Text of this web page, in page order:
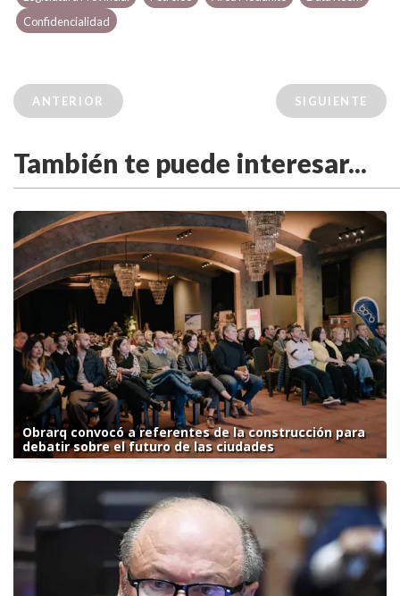
Confidencialidad
ANTERIOR SIGUIENTE
También te puede interesar...
Obrarq convocó a referentes de la construcción para
debatir sobre el futuro de las ciudades